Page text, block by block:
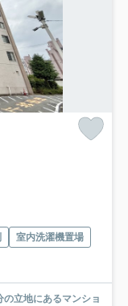
室内洗濯機置場
立地にあるマンショ